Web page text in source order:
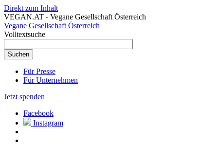
Direkt zum Inhalt
VEGAN.AT - Vegane Gesellschaft Österreich
Vegane Gesellschaft Österreich
Volltextsuche
Für Presse
Für Unternehmen
Jetzt spenden
Facebook
Instagram